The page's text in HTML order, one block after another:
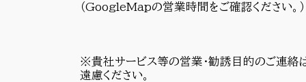
（GoogleMapの営業時間をご確認ください。）
※貴社サービス等の営業・勧誘目的のご連絡
遠慮ください。